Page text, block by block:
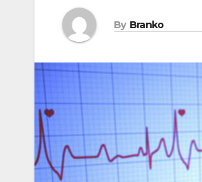
By Branko